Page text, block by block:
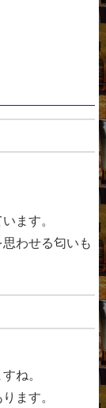
ます。
わせる匂いも
ね。
ます。